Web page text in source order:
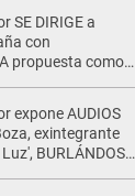
SE DIRIGE a
con
propuesta como
tipo de ley..."
expone AUDIOS
exintegrante
BURLÁNDOSE